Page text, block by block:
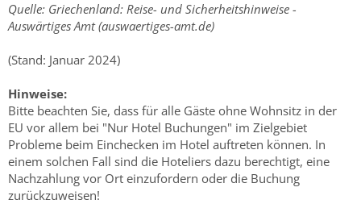
Quelle: Griechenland: Reise- und Sicherheitshinweise -
Auswärtiges Amt (auswaertiges-amt.de)
(Stand: Januar 2024)
Hinweise:
Bitte beachten Sie, dass für alle Gäste ohne Wohnsitz in der
EU vor allem bei "Nur Hotel Buchungen" im Zielgebiet
Probleme beim Einchecken im Hotel auftreten können. In
einem solchen Fall sind die Hoteliers dazu berechtigt, eine
Nachzahlung vor Ort einzufordern oder die Buchung
zurückzuweisen!